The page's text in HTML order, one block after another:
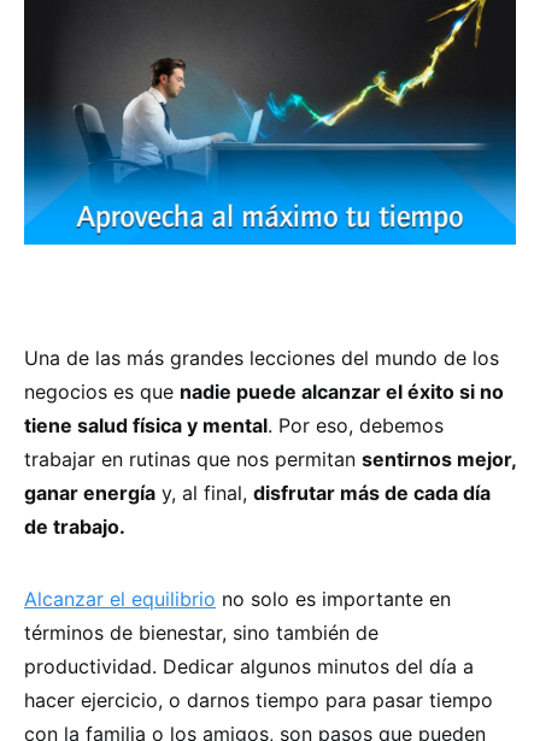
Una de las más grandes lecciones del mundo de los
negocios es que nadie puede alcanzar el éxito si no
tiene salud física y mental. Por eso, debemos
trabajar en rutinas que nos permitan sentirnos mejor,
ganar energía y, al final, disfrutar más de cada día
de trabajo.
Alcanzar el equilibrio no solo es importante en
términos de bienestar, sino también de
productividad. Dedicar algunos minutos del día a
hacer ejercicio, o darnos tiempo para pasar tiempo
con la familia o los amigos, son pasos que pueden